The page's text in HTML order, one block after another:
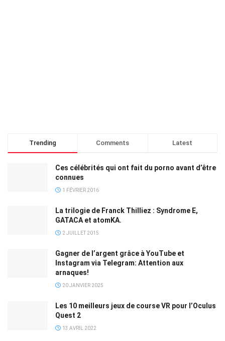
Trending Comments Latest
Ces célébrités qui ont fait du porno avant d’être
connues
1 FÉVRIER 2016
La trilogie de Franck Thilliez : Syndrome E,
GATACA et atomKA.
2 JUILLET 2015
Gagner de l’argent grâce à YouTube et
Instagram via Telegram: Attention aux
arnaques!
20 JANVIER 2025
Les 10 meilleurs jeux de course VR pour l’Oculus
Quest 2
13 AVRIL 2022